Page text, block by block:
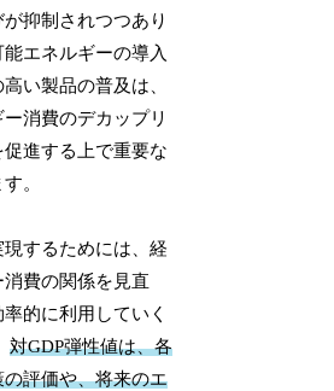
抑制されつつあり
エネルギーの導入
い製品の普及は、
消費のデカップリ
進する上で重要な
。
するためには、経
費の関係を見直
的に利用していく
対GDP弾性値は、各
評価や、将来のエ